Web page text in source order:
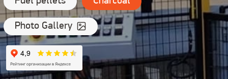
Photo Gallery